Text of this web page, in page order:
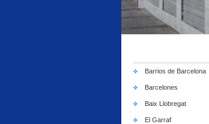
Barrios de Barcelona
Barcelones
Baix Llobregat
El Garraf